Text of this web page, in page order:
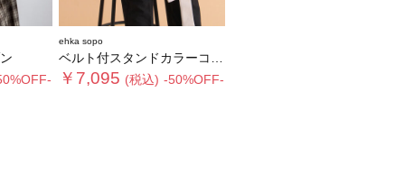
ehka sopo
ベルト付スタンドカラーコート
￥7,095 (税込) -50%OFF-